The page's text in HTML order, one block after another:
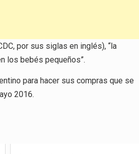
por sus siglas en inglés), “la
los bebés pequeños”.
para hacer sus compras que se
2016.